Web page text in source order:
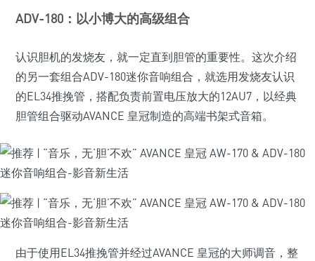
ADV-180：以小博大的高级组合
认识胆机的发烧友，就一定直到胆管的重要性。这次介绍
的另一套组合ADV-180迷你音响组合，就选用发烧友认识
的EL34推挽管，搭配负责前置电压放大的12AU7，以经典
胆管组合驱动AVANCE 皇冠制造的高端书架式音箱。
由于使用EL34推挽管并经过AVANCE 皇冠的大师调音，整